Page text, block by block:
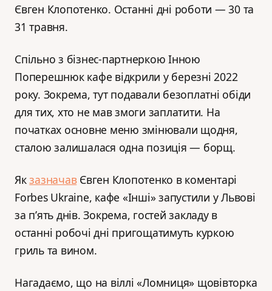
Євген Клопотенко. Останні дні роботи — 30 та
31 травня.
Спільно з бізнес-партнеркою Інною
Поперешнюк кафе відкрили у березні 2022
року. Зокрема, тут подавали безоплатні обіди
для тих, хто не мав змоги заплатити. На
початках основне меню змінювали щодня,
сталою залишалася одна позиція — борщ.
ЯкзазначавЄвген Клопотенко в коментарі
Forbes Ukraine, кафе «Інші» запустили у Львові
за п’ять днів. Зокрема, гостей закладу в
останні робочі дні пригощатимуть куркою
гриль та вином.
Нагадаємо, що на віллі «Ломниця» щовівторка